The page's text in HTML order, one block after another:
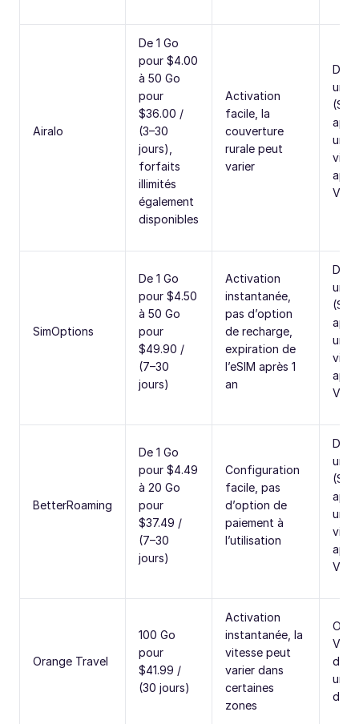
Airalo
De 1 Go
pour $4.00
à 50 Go
pour
$36.00 /
(3–30
jours),
forfaits
illimités
également
disponibles
Activation
facile, la
couverture
rurale peut
varier
via
SimOptions
De 1 Go
pour $4.50
à 50 Go
pour
$49.90 /
(7–30
jours)
Activation
instantanée,
pas d’option
de recharge,
expiration de
l’eSIM après 1
an
via
BetterRoaming
De 1 Go
pour $4.49
à 20 Go
pour
$37.49 /
(7–30
jours)
Configuration
facile, pas
d’option de
paiement à
l’utilisation
via
Orange Travel
100 Go
pour
$41.99 /
(30 jours)
Activation
instantanée, la
vitesse peut
varier dans
certaines
zones